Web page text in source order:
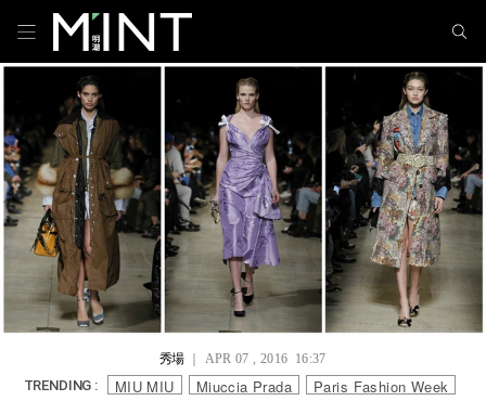
秀場｜ APR 07 , 2016 16:37
TRENDING : MIU MIU Miuccia Prada
Paris Fashion Week